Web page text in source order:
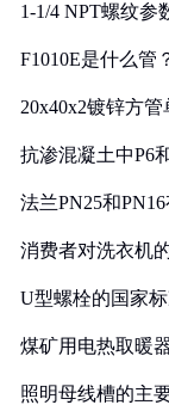
1-1/4 NPT螺纹参
F1010E是什么管
20x40x2镀锌方
抗渗混凝土中P6
法兰PN25和
消费者对洗衣机
U型螺栓的国家
煤矿用电热取暖
照明母线槽的主